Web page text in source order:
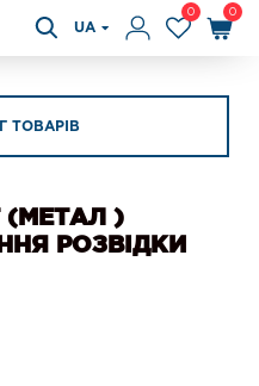
UA
0 0
ТОВАРІВ
(МЕТАЛ )
РОЗВІДКИ